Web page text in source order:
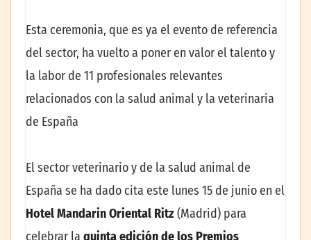
Esta ceremonia, que es ya el evento de referencia
del sector, ha vuelto a poner en valor el talento y
la labor de 11 profesionales relevantes
relacionados con la salud animal y la veterinaria
de España
El sector veterinario y de la salud animal de
España se ha dado cita este lunes 15 de junio en el
Hotel Mandarin Oriental Ritz(Madrid) para
celebrar la quinta edición de los Premios